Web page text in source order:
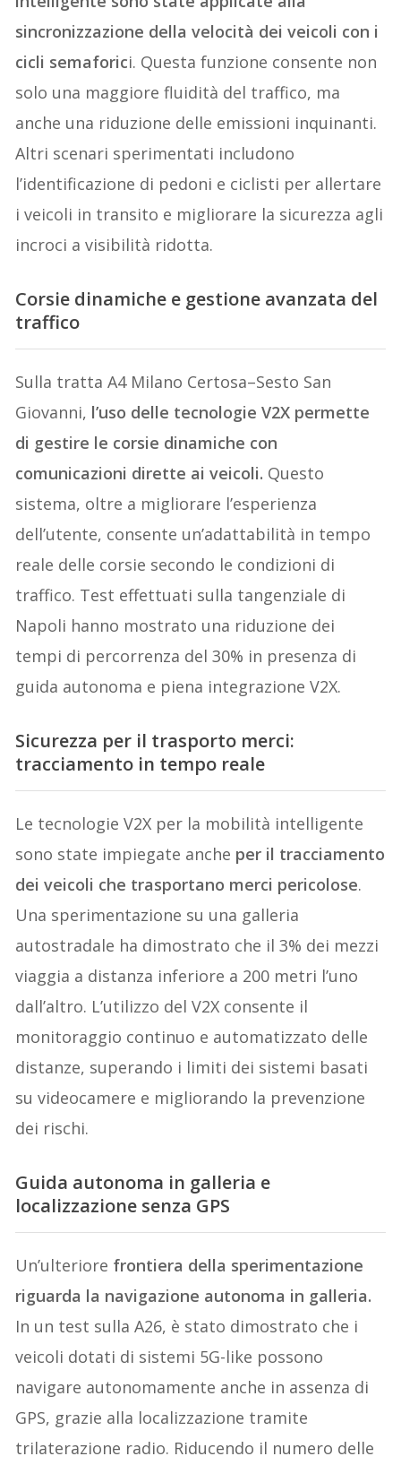
sincronizzazione della velocità dei veicoli con i
cicli semaforici. Questa funzione consente non
solo una maggiore fluidità del traffico, ma
anche una riduzione delle emissioni inquinanti.
Altri scenari sperimentati includono
l’identificazione di pedoni e ciclisti per allertare
i veicoli in transito e migliorare la sicurezza agli
incroci a visibilità ridotta.
Corsie dinamiche e gestione avanzata del
traffico
Sulla tratta A4 Milano Certosa–Sesto San
Giovanni, l’uso delle tecnologie V2X permette
di gestire le corsie dinamiche con
comunicazioni dirette ai veicoli. Questo
sistema, oltre a migliorare l’esperienza
dell’utente, consente un’adattabilità in tempo
reale delle corsie secondo le condizioni di
traffico. Test effettuati sulla tangenziale di
Napoli hanno mostrato una riduzione dei
tempi di percorrenza del 30% in presenza di
guida autonoma e piena integrazione V2X.
Sicurezza per il trasporto merci:
tracciamento in tempo reale
Le tecnologie V2X per la mobilità intelligente
sono state impiegate anche per il tracciamento
dei veicoli che trasportano merci pericolose.
Una sperimentazione su una galleria
autostradale ha dimostrato che il 3% dei mezzi
viaggia a distanza inferiore a 200 metri l’uno
dall’altro. L’utilizzo del V2X consente il
monitoraggio continuo e automatizzato delle
distanze, superando i limiti dei sistemi basati
su videocamere e migliorando la prevenzione
dei rischi.
Guida autonoma in galleria e
localizzazione senza GPS
Un’ulteriore frontiera della sperimentazione
riguarda la navigazione autonoma in galleria.
In un test sulla A26, è stato dimostrato che i
veicoli dotati di sistemi 5G-like possono
navigare autonomamente anche in assenza di
GPS, grazie alla localizzazione tramite
trilaterazione radio. Riducendo il numero delle